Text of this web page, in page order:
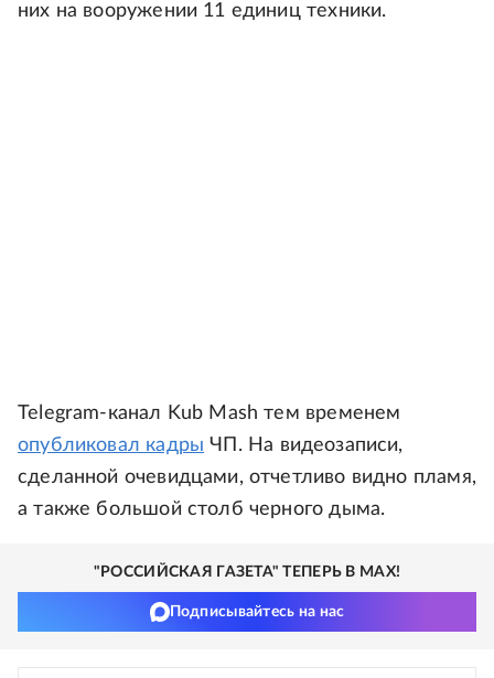
них на вооружении 11 единиц техники.
Telegram-канал Kub Mash тем временем
опубликовал кадры ЧП. На видеозаписи,
сделанной очевидцами, отчетливо видно пламя,
а также большой столб черного дыма.
"РОССИЙСКАЯ ГАЗЕТА" ТЕПЕРЬ В MAX!
Подписывайтесь на нас